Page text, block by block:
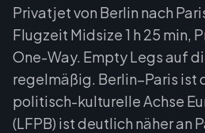
Privatjet von Berlin nach
Flugzeit Midsize 1 h 25 min,
One-Way. Empty Legs auf
regelmäßig. Berlin–Paris ist
politisch-kulturelle Achse
(LFPB) ist deutlich näher an